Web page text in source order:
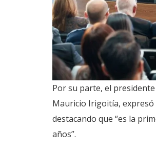
Por su parte, el
Mauricio Irigoitía, expresó
destacando que “es la
años”.